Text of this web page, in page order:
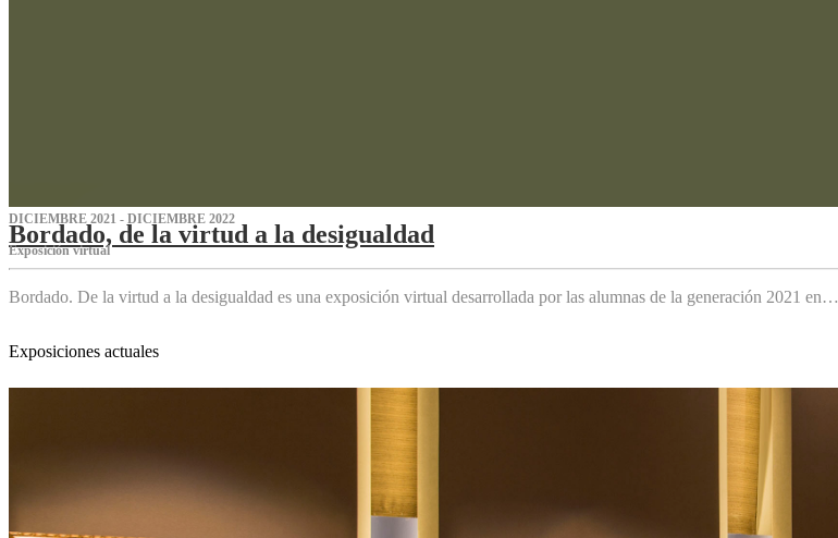
DICIEMBRE 2021 - DICIEMBRE 2022
Bordado, de la virtud a la desigualdad
Exposición virtual‌
Bordado. De la virtud a la desigualdad es una exposición virtual desarrollada por las alumnas de la generación 2021 en…
Exposiciones actuales